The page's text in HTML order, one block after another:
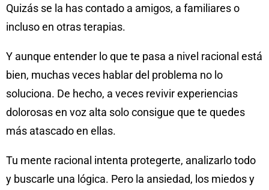
Quizás se la has contado a amigos, a familiares o
incluso en otras terapias.
Y aunque entender lo que te pasa a nivel racional está
bien, muchas veces hablar del problema no lo
soluciona. De hecho, a veces revivir experiencias
dolorosas en voz alta solo consigue que te quedes
más atascado en ellas.
Tu mente racional intenta protegerte, analizarlo todo
y buscarle una lógica. Pero la ansiedad, los miedos y